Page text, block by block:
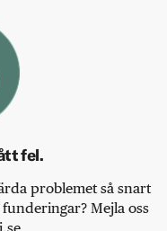
fel.
problemet så snart
Mejla oss